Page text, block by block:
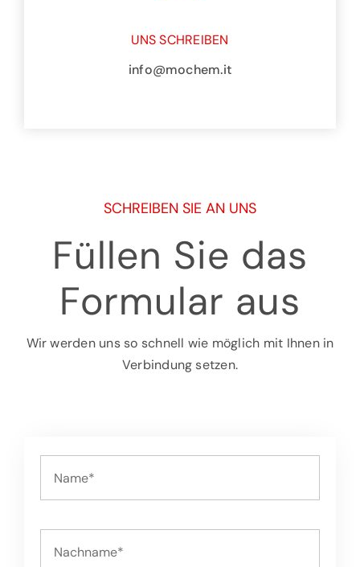
UNS SCHREIBEN
info@mochem.it
SCHREIBEN SIE AN UNS
Füllen Sie das
Formular aus
Wir werden uns so schnell wie möglich mit Ihnen in
Verbindung setzen.